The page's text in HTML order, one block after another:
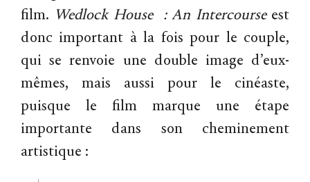
film. Wedlock House : An Intercourseest
donc important à la fois pour le couple,
qui se renvoie une double image d’eux-
mêmes, mais aussi pour le cinéaste,
puisque le film marque une étape
importante dans son cheminement
artistique :